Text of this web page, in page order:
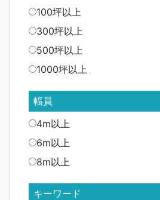
100坪以上
300坪以上
500坪以上
1000坪以上
幅員
4m以上
6m以上
8m以上
キーワード